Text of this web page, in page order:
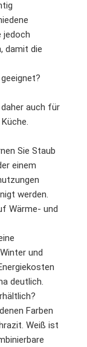
jedoch
damit die
auch für
Sie Staub
einem
werden.
Wärme- und
und
deutlich.
Farben
Weiß ist